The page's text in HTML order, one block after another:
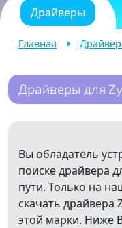
Драйверы
Главная
Драйверы для
Вы обладатель
поиске драйвера
пути. Только на
скачать драйвера
этой марки. Ниже